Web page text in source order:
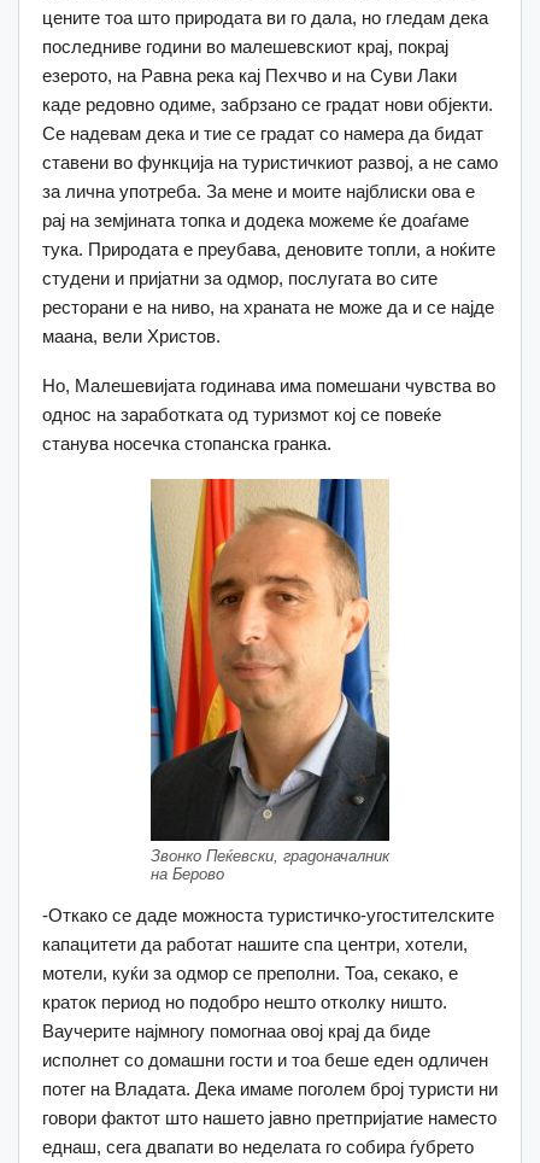
цените тоа што природата ви го дала, но гледам дека
последниве години во малешевскиот крај, покрај
езерото, на Равна река кај Пехчво и на Суви Лаки
каде редовно одиме, забрзано се градат нови објекти.
Се надевам дека и тие се градат со намера да бидат
ставени во функција на туристичкиот развој, а не само
за лична употреба. За мене и моите најблиски ова е
рај на земјината топка и додека можеме ќе доаѓаме
тука. Природата е преубава, деновите топли, а ноќите
студени и пријатни за одмор, послугата во сите
ресторани е на ниво, на храната не може да и се најде
маана, вели Христов.
Но, Малешевијата годинава има помешани чувства во
однос на заработката од туризмот кој се повеќе
станува носечка стопанска гранка.
Звонко Пеќевски, градоначалник
на Берово
-Откако се даде можноста туристичко-угостителските
капацитети да работат нашите спа центри, хотели,
мотели, куќи за одмор се преполни. Тоа, секако, е
краток период но подобро нешто отколку ништо.
Ваучерите најмногу помогнаа овој крај да биде
исполнет со домашни гости и тоа беше еден одличен
потег на Владата. Дека имаме поголем број туристи ни
говори фактот што нашето јавно претпријатие наместо
еднаш, сега двапати во неделата го собира ѓубрето